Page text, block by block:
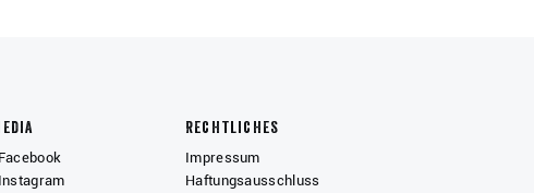
Rechtliches
Impressum
Haftungsausschluss